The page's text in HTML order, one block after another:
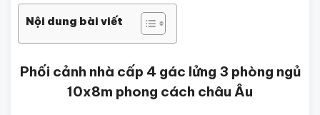
Nội dung bài viết
Phối cảnh nhà cấp 4 gác lửng 3 phòng ngủ
10x8m phong cách châu Âu